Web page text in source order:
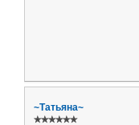
~Татьяна~
✯✯✯✯✯✯